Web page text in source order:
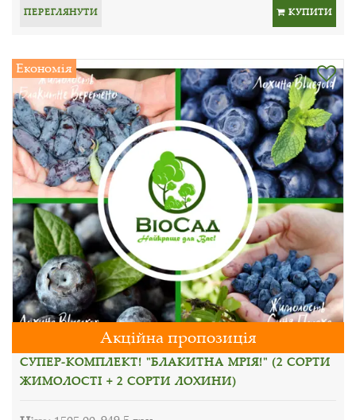
ПЕРЕГЛЯНУТИ КУПИТИ
Економія
Акційна пропозиція
СУПЕР-КОМПЛЕКТ! "БЛАКИТНА МРІЯ!" (2 СОРТИ
ЖИМОЛОСТІ + 2 СОРТИ ЛОХИНИ)